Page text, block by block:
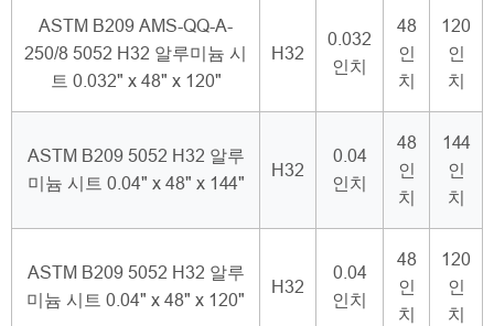
ASTM B209 AMS-QQ-A-
250/8 5052 H32 알루미늄 시
트 0.032" x 48" x 120"
H32
0.032
인치
48
인
치
120
인
치
ASTM B209 5052 H32 알루
미늄 시트 0.04" x 48" x 144"
H32
0.04
인치
48
인
치
144
인
치
ASTM B209 5052 H32 알루
미늄 시트 0.04" x 48" x 120"
H32
0.04
인치
48
인
치
120
인
치